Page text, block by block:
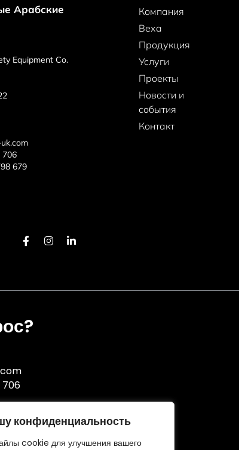
конфиденциальность
cookie для улучшения вашего
Арабские
Equipment Co.
706
679
F
a
o
-
ф
И
н
г
L
d
Компания
Веха
Продукция
Услуги
Проекты
Новости и
события
Контакт
706